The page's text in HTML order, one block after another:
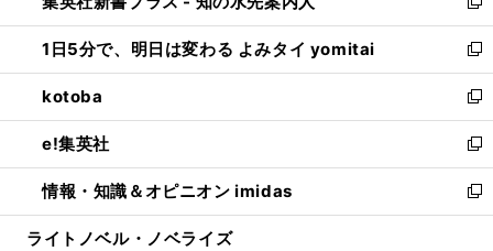
ウ
で
開
く
ィ
ン
ド
ウ
で
開
く
い
ウ
ィ
ン
ド
ウ
で
開
く
新
し
い
ウ
ィ
ン
ド
ウ
で
開
1日5分で、明日は変わる よみタイ yomitai
新
し
い
ウ
ィ
ン
ド
ウ
kotoba
新
し
い
ウ
ィ
ン
e!集英社
新
し
い
ウ
情報・知識＆オピニオン imidas
新
し
ライトノベル・ノベライズ